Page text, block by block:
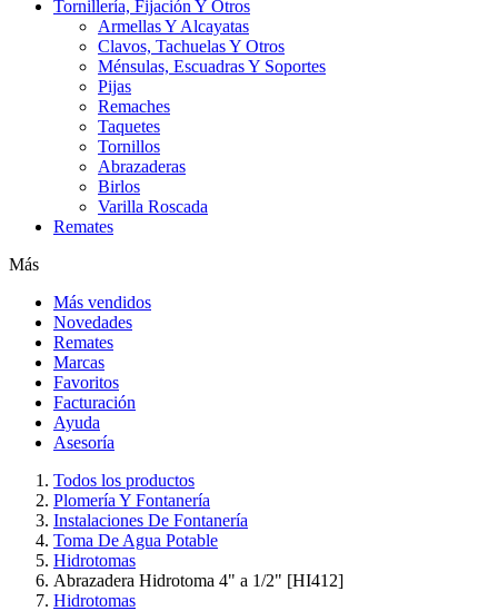
Tornillería, Fijación Y Otros
Armellas Y Alcayatas
Clavos, Tachuelas Y Otros
Ménsulas, Escuadras Y Soportes
Pijas
Remaches
Taquetes
Tornillos
Abrazaderas
Birlos
Varilla Roscada
Remates
Más
Más vendidos
Novedades
Remates
Marcas
Favoritos
Facturación
Ayuda
Asesoría
Todos los productos
Plomería Y Fontanería
Instalaciones De Fontanería
Toma De Agua Potable
Hidrotomas
Abrazadera Hidrotoma 4" a 1/2" [HI412]
Hidrotomas